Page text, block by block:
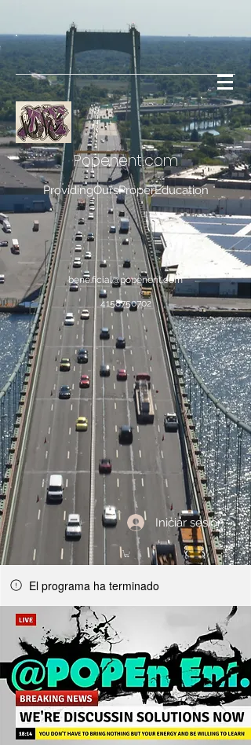
Popenent.com
ProvidingOursProperEducation
bene.ficial@popenent.com
4158750702
Iniciar sesión
El programa ha terminado